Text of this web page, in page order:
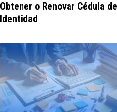
Obtener o Renovar Cédula de
Identidad